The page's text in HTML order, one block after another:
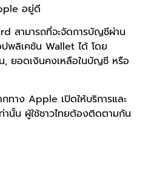
อยู่ดี
สามารถที่จะจัดการบัญชีผ่าน
พลิเคชัน Wallet ได้ โดย
ยอดเงินคงเหลือในบัญชี หรือ
กทาง Apple เปิดให้บริการและ
านั้น ผู้ใช้ชาวไทยต้องติดตามกัน